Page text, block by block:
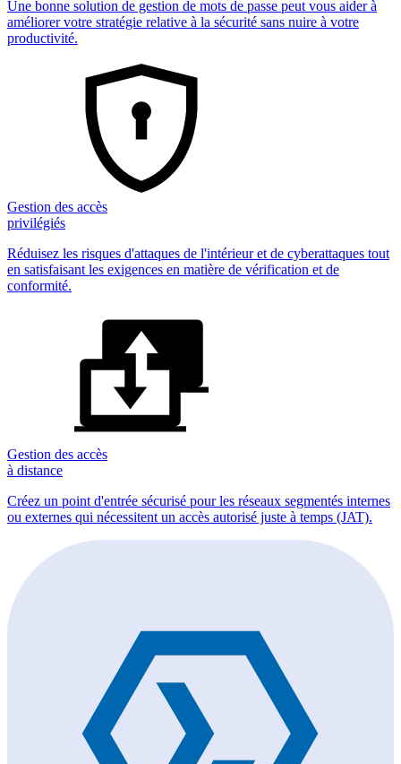
Une bonne solution de gestion de mots de passe peut vous aider à
améliorer votre stratégie relative à la sécurité sans nuire à votre
productivité.
Gestion des accès
privilégiés
Réduisez les risques d'attaques de l'intérieur et de cyberattaques tout
en satisfaisant les exigences en matière de vérification et de
conformité.
Gestion des accès
à distance
Créez un point d'entrée sécurisé pour les réseaux segmentés internes
ou externes qui nécessitent un accès autorisé juste à temps (JAT).